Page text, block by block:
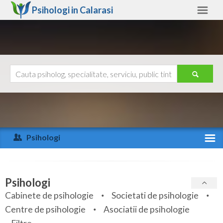
Psihologi in Calarasi
Arad
Arges
Bihor
Bistrita-Nasaud
Ajutor
Psihologi
Specialitati
Servicii
Articole
Psihologi
Cabinete de psihologie
Societati de psihologie
Centre de psihologie
Asociatii de psihologie